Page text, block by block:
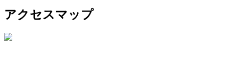
アクセスマップ